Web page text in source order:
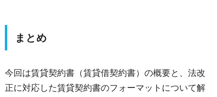
まとめ
今回は賃貸契約書（賃貸借契約書）の概要と、法改
正に対応した賃貸契約書のフォーマットについて解